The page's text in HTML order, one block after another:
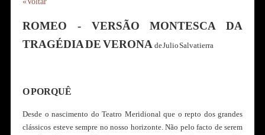
ROMEO - VERSÃO MONTESCA DA
TRAGÉDIA DE VERONA de Julio Salvatierra
O PORQUÊ
Desde o nascimento do Teatro Meridional que o repto dos grandes
clássicos esteve sempre no nosso horizonte. Não pelo facto de serem